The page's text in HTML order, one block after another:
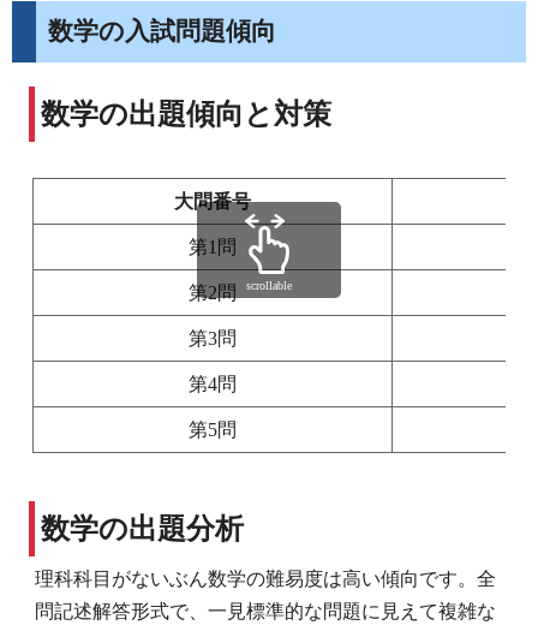
数学の入試問題傾向
数学の出題傾向と対策
大問番号
第1問
第2問
第3問
第4問
第5問
scrollable
数学の出題分析
理科科目がないぶん数学の難易度は高い傾向です。全
問記述解答形式で、一見標準的な問題に見えて複雑な